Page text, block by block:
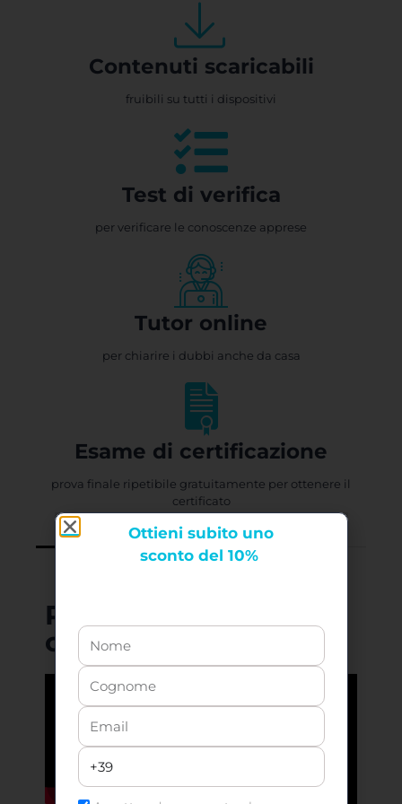
Contenuti scaricabili
fruibili su tutti i dispositivi
Test di verifica
per verificare le conoscenze apprese
Tutor online
per chiarire i dubbi anche da casa
Esame di certificazione
prova finale ripetibile gratuitamente per ottenere il
certificato
Presentazione del
corso
Ottieni subito uno
sconto del 10%